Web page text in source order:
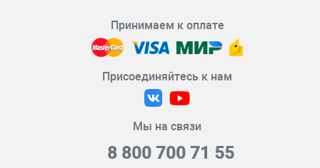
Принимаем к оплате
Присоединяйтесь к нам
Мы на связи
8 800 700 71 55